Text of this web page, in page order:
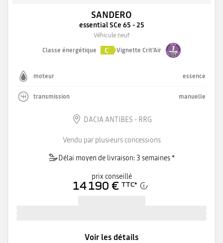
SANDERO
essential SCe 65 - 25
Véhicule neuf
Classe énergétique
C Vignette Crit'Air
moteur essence
transmission manuelle
DACIA ANTIBES - RRG
Vendu par plusieurs concessions
Délai moyen de livraison: 3 semaines *
prix conseillé
14 190 € TTC*
Voir les détails